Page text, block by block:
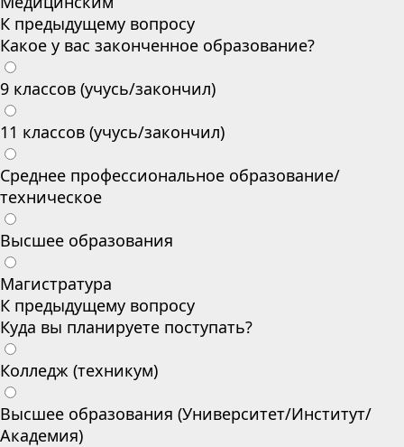
К предыдущему вопросу
Какое у вас законченное образование?
9 классов (учусь/закончил)
11 классов (учусь/закончил)
Среднее профессиональное образование/
техническое
Высшее образования
Магистратура
К предыдущему вопросу
Куда вы планируете поступать?
Колледж (техникум)
Высшее образования (Университет/Институт/
Академия)